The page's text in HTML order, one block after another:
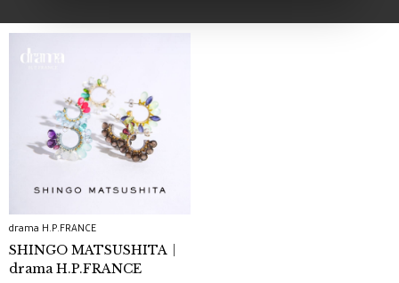
drama H.P.FRANCE
SHINGO MATSUSHITA｜
drama H.P.FRANCE